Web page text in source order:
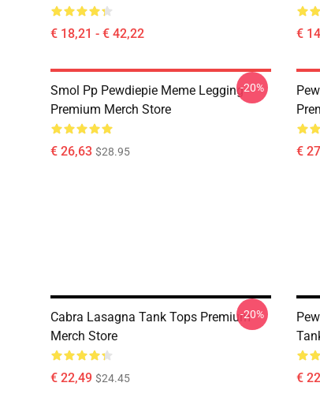
€ 18,21 - € 42,22 €
Smol Pp Pewdiepie Meme Legging
Premium Merch Store
€ 26,63 $28.95
-20%
€
Cabra Lasagna Tank Tops Premium
Merch Store
€ 22,49 $24.45
-20%
€